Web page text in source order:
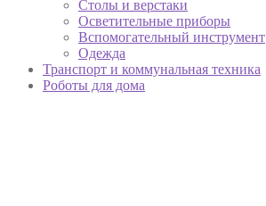
Столы и верстаки
Осветительные приборы
Вспомогательный инструмент
Одежда
Транспорт и коммунальная техника
Роботы для дома